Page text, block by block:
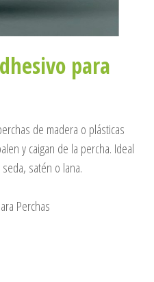
para
de madera o plásticas
y caigan de la percha. Ideal
satén o lana.
Perchas